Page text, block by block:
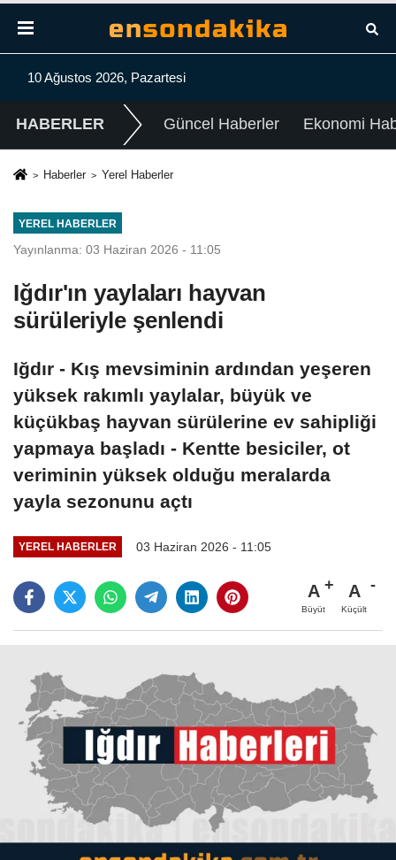
10 Ağustos 2026, Pazartesi
HABERLER Güncel Haberler Ekonomi
Haberler Yerel Haberler
YEREL HABERLER
Yayınlanma: 03 Haziran 2026 - 11:05
Iğdır'ın yaylaları hayvan
sürüleriyle şenlendi
Iğdır - Kış mevsiminin ardından yeşeren
yüksek rakımlı yaylalar, büyük ve
küçükbaş hayvan sürülerine ev sahipliği
yapmaya başladı - Kentte besiciler, ot
veriminin yüksek olduğu meralarda
yayla sezonunu açtı
YEREL HABERLER 03 Haziran 2026 - 11:05
A
Büyüt
A
Küçült